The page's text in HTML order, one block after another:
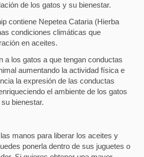
de los gatos y su bienestar.
contiene Nepetea Cataria (Hierba
condiciones climáticas que
en aceites.
a los gatos a que tengan conductas
aumentando la actividad física e
la expresión de las conductas
el ambiente de los gatos
bienestar.
manos para liberar los aceites y
ponerla dentro de sus juguetes o